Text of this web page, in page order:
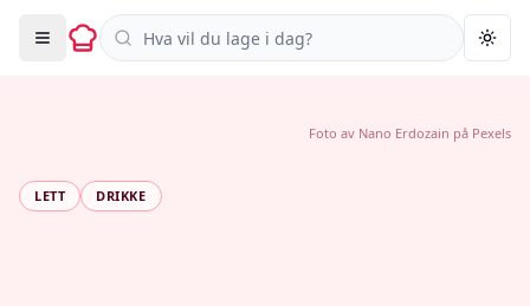
Søk i oppskrifter
LETT DRIKKE
Foto av Nano Erdozain på Pexels